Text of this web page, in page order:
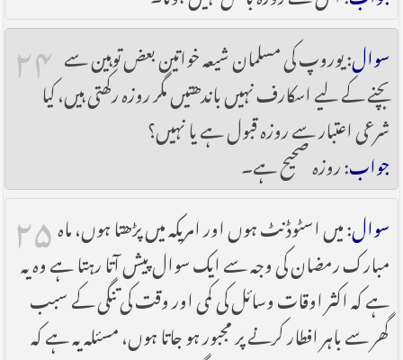
۲۴ سوال: یوروپ کی مسلمان شیعہ خواتین بعض توہین سے
بچنے کے لیے اسکارف نہیں باندھتیں مگر روزہ رکھتی ہیں، کیا
شرعی اعتبار سے روزہ قبول ہے یا نہیں؟
جواب: روزہ صحیح ہے۔
۲۵ سوال: میں اسٹوڈنٹ ہوں اور امریکہ میں پڑھتا ہوں، ماہ
مبارک رمضان کی وجہ سے ایک سوال پیش آتا رہتا ہے وہ یہ
ہے کہ اکثر اوقات وسائل کی کمی اور وقت کی تنگی کے سبب
گھر سے باہر افطار کرنے پر مجبور ہو جاتا ہوں، مسئلہ یہ ہے کہ